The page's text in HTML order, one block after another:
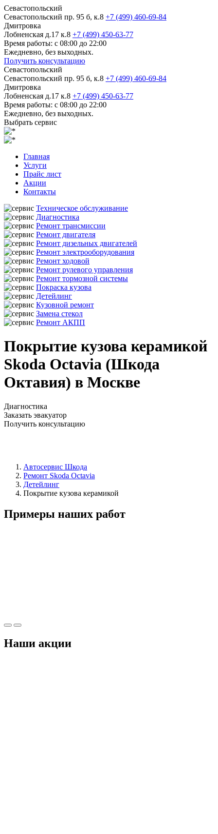
Севастопольский
Севастопольский пр. 95 б, к.8 +7 (499) 460-69-84
Дмитровка
Лобненская д.17 к.8 +7 (499) 450-63-77
Время работы: с 08:00 до 22:00
Ежедневно, без выходных.
Получить консультацию
Севастопольский
Севастопольский пр. 95 б, к.8 +7 (499) 460-69-84
Дмитровка
Лобненская д.17 к.8 +7 (499) 450-63-77
Время работы: с 08:00 до 22:00
Ежедневно, без выходных.
Выбрать сервис
Главная
Услуги
Прайс лист
Акции
Контакты
Техническое обслуживание
Диагностика
Ремонт трансмиссии
Ремонт двигателя
Ремонт дизельных двигателей
Ремонт электрооборудования
Ремонт ходовой
Ремонт рулевого управления
Ремонт тормозной системы
Покраска кузова
Детейлинг
Кузовной ремонт
Замена стекол
Ремонт АКПП
Покрытие кузова керамикой
Skoda Octavia (Шкода
Октавия) в Москве
Диагностика
Заказать эвакуатор
Получить консультацию
Автосервис Шкода
Ремонт Skoda Octavia
Детейлинг
Покрытие кузова керамикой
Примеры наших работ
Наши акции